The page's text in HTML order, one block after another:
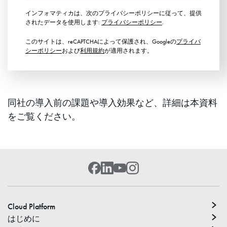
インフォマティカは、次のプライバシーポリシーに従って、提供
されたデータを使用します: プライバシーポリシー.
このサイトは、reCAPTCHAによって保護され、Googleのプライバ
シーポリシーおよび利用規約が適用されます。
同社の導入前の課題や導入効果など、詳細は本資料
をご覧ください。
Cloud Platform
はじめに